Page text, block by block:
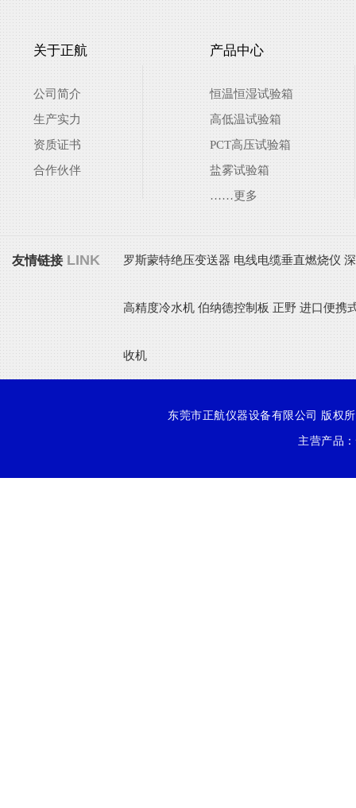
关于正航
公司简介
生产实力
资质证书
合作伙伴
产品中心
恒温恒湿试验箱
高低温试验箱
PCT高压试验箱
盐雾试验箱
……更多
友情链接 LINK 罗斯蒙特绝压变送器 电线电缆垂直燃烧仪
高精度冷水机 伯纳德控制板 正野 进口便携
收机
东莞市正航仪器设备有限公司 版权
主营产品：